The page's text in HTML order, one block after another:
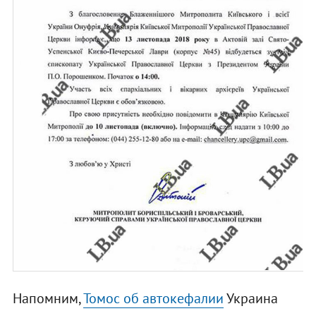
Напомним,Томос об автокефалииУкраина